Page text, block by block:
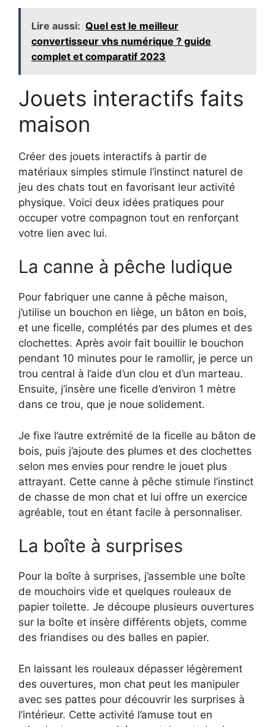
Lire aussi: Quel est le meilleur
convertisseur vhs numérique ? guide
complet et comparatif 2023
Jouets interactifs faits
maison
Créer des jouets interactifs à partir de
matériaux simples stimule l’instinct naturel de
jeu des chats tout en favorisant leur activité
physique. Voici deux idées pratiques pour
occuper votre compagnon tout en renforçant
votre lien avec lui.
La canne à pêche ludique
Pour fabriquer une canne à pêche maison,
j’utilise un bouchon en liège, un bâton en bois,
et une ficelle, complétés par des plumes et des
clochettes. Après avoir fait bouillir le bouchon
pendant 10 minutes pour le ramollir, je perce un
trou central à l’aide d’un clou et d’un marteau.
Ensuite, j’insère une ficelle d’environ 1 mètre
dans ce trou, que je noue solidement.
Je fixe l’autre extrémité de la ficelle au bâton de
bois, puis j’ajoute des plumes et des clochettes
selon mes envies pour rendre le jouet plus
attrayant. Cette canne à pêche stimule l’instinct
de chasse de mon chat et lui offre un exercice
agréable, tout en étant facile à personnaliser.
La boîte à surprises
Pour la boîte à surprises, j’assemble une boîte
de mouchoirs vide et quelques rouleaux de
papier toilette. Je découpe plusieurs ouvertures
sur la boîte et insère différents objets, comme
des friandises ou des balles en papier.
En laissant les rouleaux dépasser légèrement
des ouvertures, mon chat peut les manipuler
avec ses pattes pour découvrir les surprises à
l’intérieur. Cette activité l’amuse tout en